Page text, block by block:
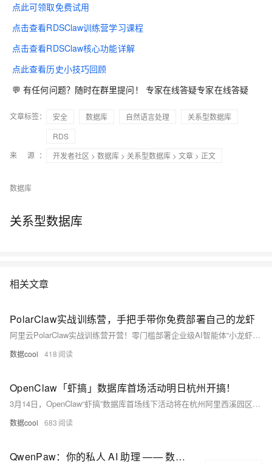
点此可领取免费试用
点击查看RDSClaw训练营学习课程
点击查看RDSClaw核心功能详解
点此查看历史小技巧回顾
💬 有任何问题？随时在群里提问！ 专家在线答疑专家在线答疑
文章标签： 安全 数据库 自然语言处理
关系型数据库
RDS
来 源：
开发者社区 > 数据库 > 关系型数据库 > 文章 > 正文
数据库
关系型数据库
相关文章
PolarClaw实战训练营，手把手带你免费部署自己的龙虾
阿里云PolarClaw实战训练营开营！零门槛部署企业级AI智能体“小龙虾”，深度打通PolarDB，聚焦电商场景实战。新用户享免费试用，前10名完成跟练赠定制权益。手把手教学，助你快速上手AI Agent生产力工具。
数据cool 418
OpenClaw「虾搞」数据库首场活动明日杭州开搞！
3月14日，OpenClaw“虾搞”数据库首场线下活动将在杭州阿里西溪园区举行。原定70人的技术沙龙，4天报名超600人，场地紧急扩容3倍！聚焦AI Agent与数据库融合，致敬开发者敢试错、勇探索的“虾搞”精神。全程直播，多地巡演即将启动。
数据cool 683
QwenPaw：你的私人 AI 助理 —— 数据归你、记忆进化、多端触达的开源个人智能体